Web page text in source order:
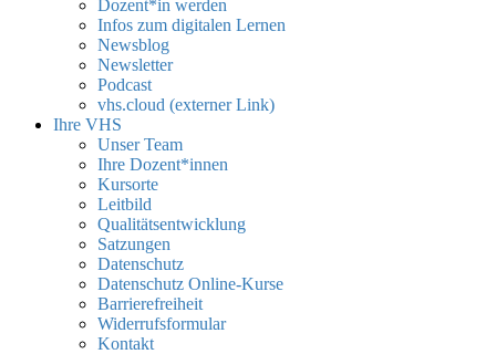
Dozent*in werden
Infos zum digitalen Lernen
Newsblog
Newsletter
Podcast
vhs.cloud (externer Link)
Ihre VHS
Unser Team
Ihre Dozent*innen
Kursorte
Leitbild
Qualitätsentwicklung
Satzungen
Datenschutz
Datenschutz Online-Kurse
Barrierefreiheit
Widerrufsformular
Kontakt